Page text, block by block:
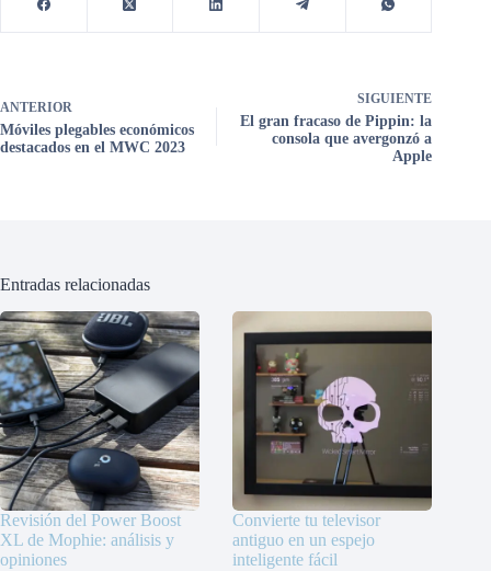
ANTERIOR
Móviles plegables económicos
destacados en el MWC 2023
SIGUIENTE
El gran fracaso de Pippin: la
consola que avergonzó a
Apple
Entradas relacionadas
Revisión del Power Boost
XL de Mophie: análisis y
opiniones
Convierte tu televisor
antiguo en un espejo
inteligente fácil